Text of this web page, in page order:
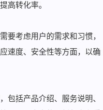
高转化率。
要考虑用户的需求和习惯，
速度、安全性等方面，以确
包括产品介绍、服务说明、